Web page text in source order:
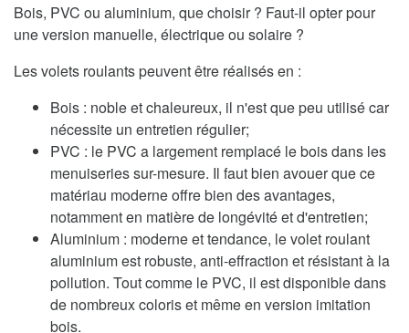
Bois, PVC ou aluminium, que choisir ? Faut-il opter pour
une version manuelle, électrique ou solaire ?
Les volets roulants peuvent être réalisés en :
Bois : noble et chaleureux, il n'est que peu utilisé car
nécessite un entretien régulier;
PVC : le PVC a largement remplacé le bois dans les
menuiseries sur-mesure. Il faut bien avouer que ce
matériau moderne offre bien des avantages,
notamment en matière de longévité et d'entretien;
Aluminium : moderne et tendance, le volet roulant
aluminium est robuste, anti-effraction et résistant à la
pollution. Tout comme le PVC, il est disponible dans
de nombreux coloris et même en version imitation
bois.